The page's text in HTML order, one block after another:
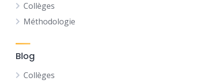
Collèges
Méthodologie
Blog
Collèges